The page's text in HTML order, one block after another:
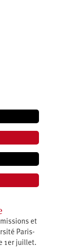
et
Paris-
1er juillet.